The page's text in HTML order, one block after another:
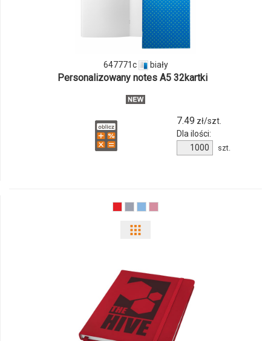
ilości
produktu
647771c biały
Personalizowany notes A5 32kartki
7.49 zł/szt.
Dla ilości:
Ilość
produktu
szt.
i
ilości
produktu